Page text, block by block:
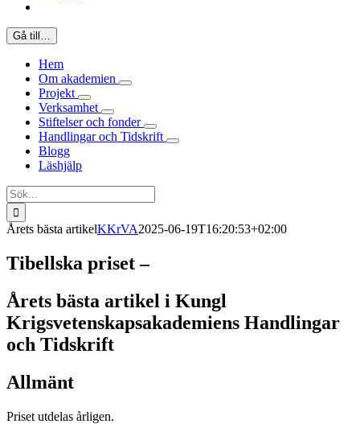
Gå till…
Hem
Om akademien
Projekt
Verksamhet
Stiftelser och fonder
Handlingar och Tidskrift
Blogg
Läshjälp
Sök
efter:
Årets bästa artikelKKrVA2025-06-19T16:20:53+02:00
Tibellska priset –
Årets bästa artikel i Kungl
Krigsvetenskapsakademiens Handlingar
och Tidskrift
Allmänt
Priset utdelas årligen.